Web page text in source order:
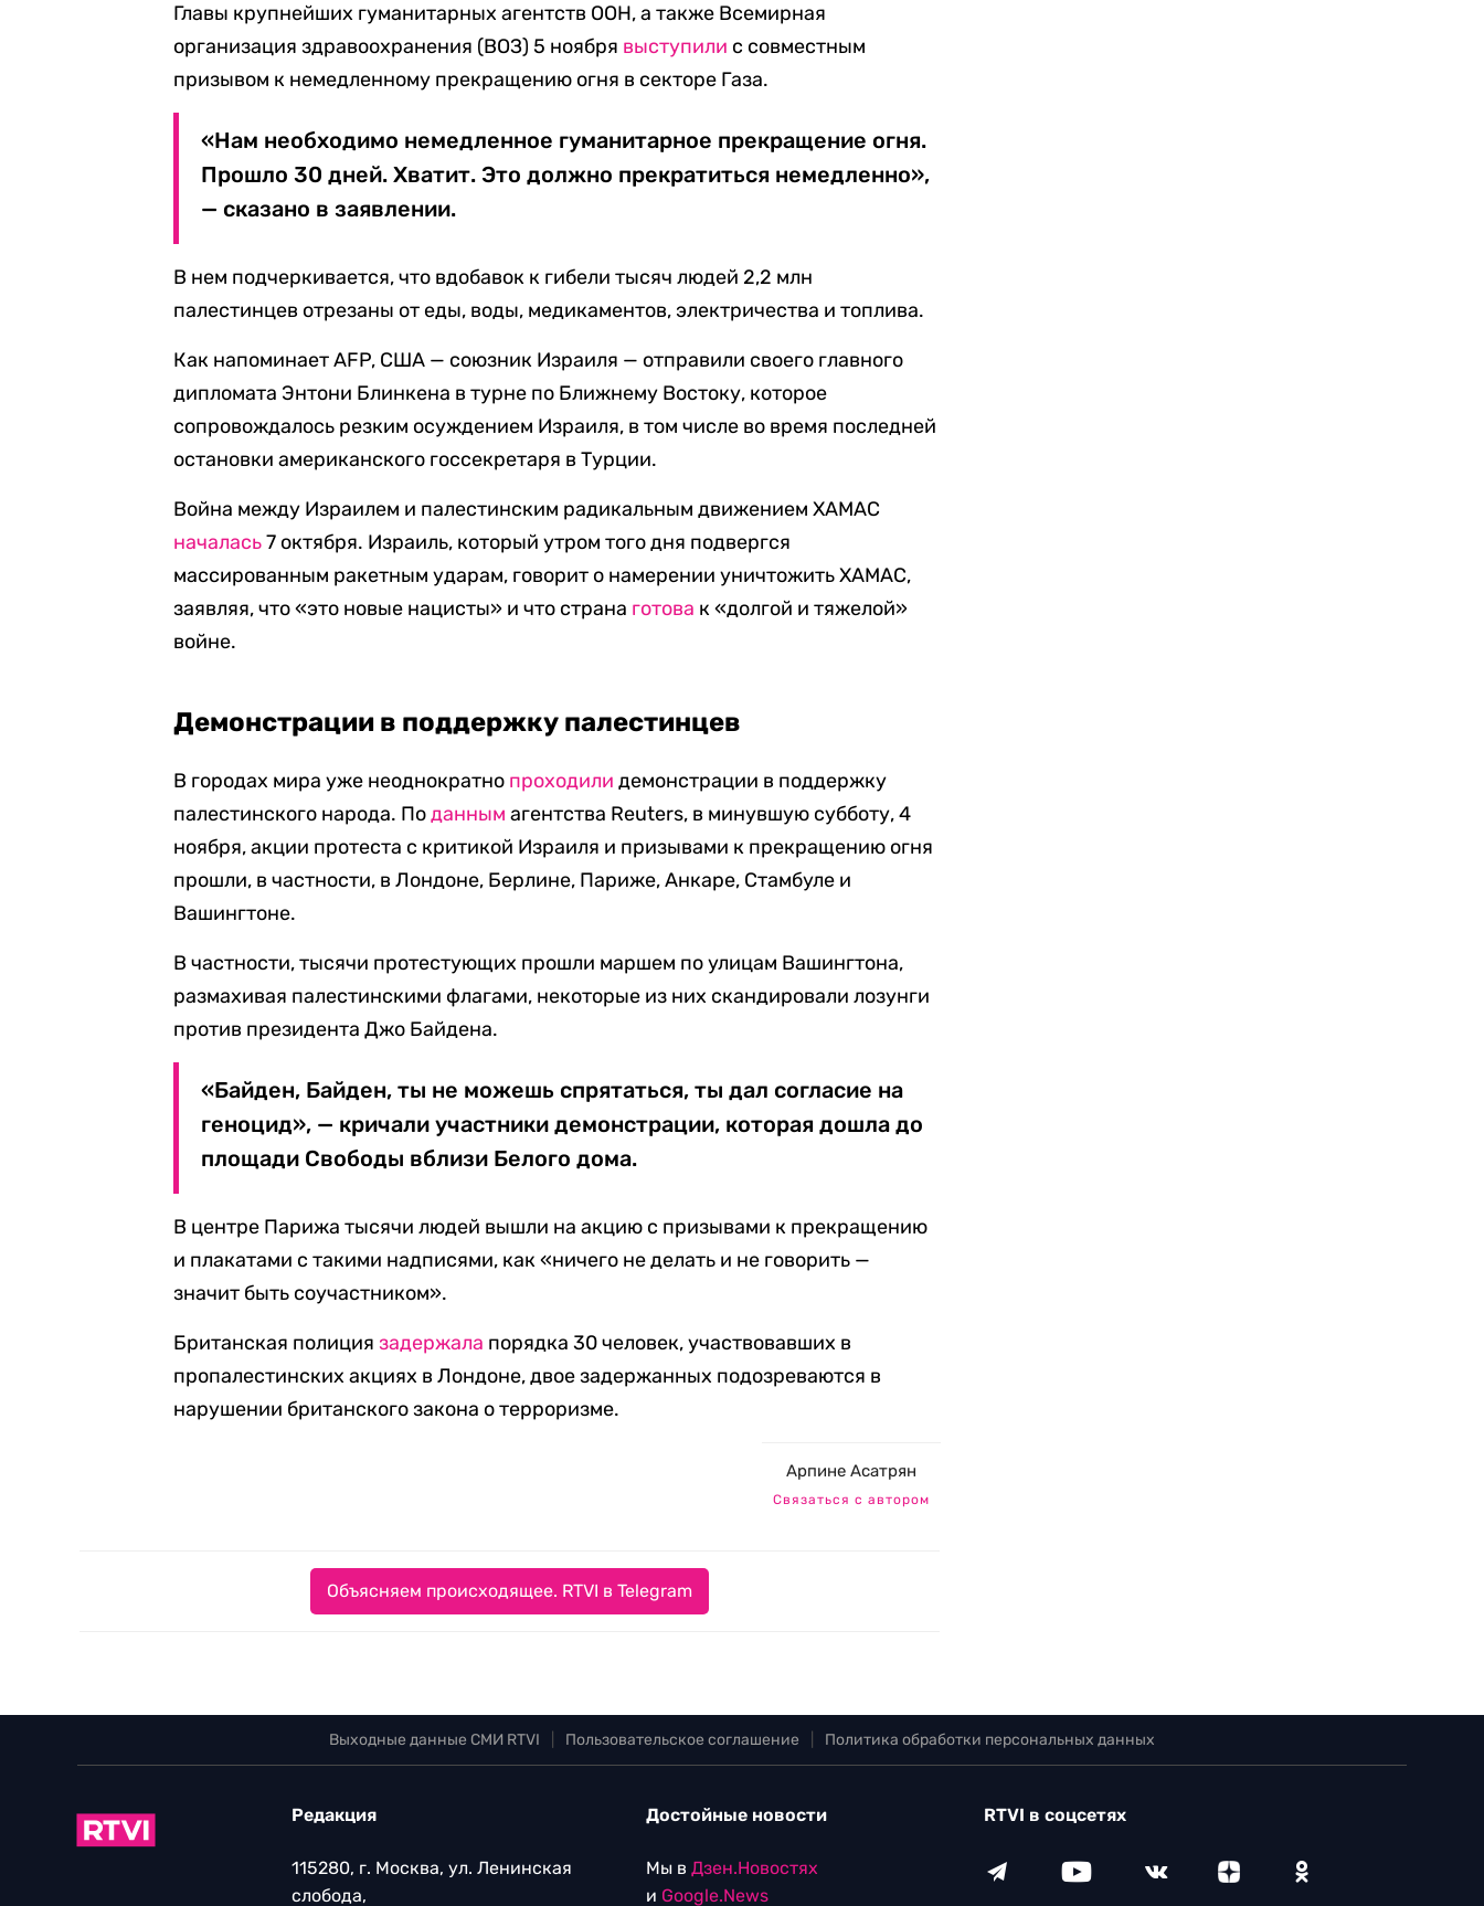
Главы крупнейших гуманитарных агентств ООН, а также Всемирная
организация здравоохранения (ВОЗ) 5 ноября выступили с совместным
призывом к немедленному прекращению огня в секторе Газа.
«Нам необходимо немедленное гуманитарное прекращение огня.
Прошло 30 дней. Хватит. Это должно прекратиться немедленно»,
— сказано в заявлении.
В нем подчеркивается, что вдобавок к гибели тысяч людей 2,2 млн
палестинцев отрезаны от еды, воды, медикаментов, электричества и топлива.
Как напоминает AFP, США — союзник Израиля — отправили своего главного
дипломата Энтони Блинкена в турне по Ближнему Востоку, которое
сопровождалось резким осуждением Израиля, в том числе во время последней
остановки американского госсекретаря в Турции.
Война между Израилем и палестинским радикальным движением ХАМАС
началась7 октября. Израиль, который утром того дня подвергся
массированным ракетным ударам, говорит о намерении уничтожить ХАМАС,
заявляя, что «это новые нацисты» и что страна готова к «долгой и тяжелой»
войне.
Демонстрации в поддержку палестинцев
В городах мира уже неоднократно проходили демонстрации в поддержку
палестинского народа. Поданным агентства Reuters, в минувшую субботу, 4
ноября, акции протеста с критикой Израиля и призывами к прекращению огня
прошли, в частности, в Лондоне, Берлине, Париже, Анкаре, Стамбуле и
Вашингтоне.
В частности, тысячи протестующих прошли маршем по улицам Вашингтона,
размахивая палестинскими флагами, некоторые из них скандировали лозунги
против президента Джо Байдена.
«Байден, Байден, ты не можешь спрятаться, ты дал согласие на
геноцид», — кричали участники демонстрации, которая дошла до
площади Свободы вблизи Белого дома.
В центре Парижа тысячи людей вышли на акцию с призывами к прекращению
и плакатами с такими надписями, как «ничего не делать и не говорить —
значит быть соучастником».
Британская полициязадержала порядка 30 человек, участвовавших в
пропалестинских акциях в Лондоне, двое задержанных подозреваются в
нарушении британского закона о терроризме.
Арпине Асатрян
Связаться с автором
Объясняем происходящее. RTVI в Telegram
Выходные данные СМИ RTVI Пользовательское соглашение Политика обработки персональных данных
Редакция
115280, г. Москва, ул. Ленинская
слобода,
Достойные новости
Мы в Дзен.Новостях
и Google.News
RTVI в соцсетях